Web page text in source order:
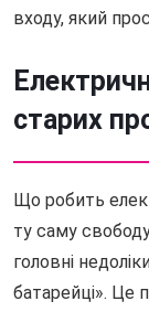
входу, який
старих
Що робить
ту саму
головні
батарейці». Це